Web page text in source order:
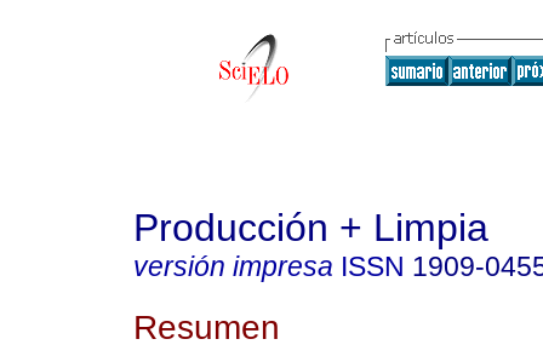
Producción + Limpia
versión impresa ISSN 1909-
Resumen